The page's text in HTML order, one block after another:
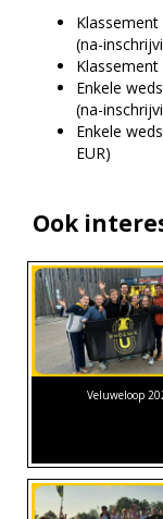
(na-
Klassement
Enkele
(na-
Enkele
EUR)
Ook
Veluweloop